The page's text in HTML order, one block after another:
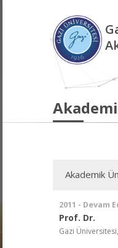
Akademik
2011 - Devam
Prof. Dr.
Gazi